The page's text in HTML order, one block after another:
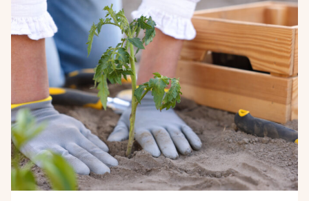
"Hva
hadde
Normisjon
uten
dugnad?"